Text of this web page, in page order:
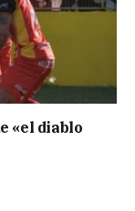
«el diablo